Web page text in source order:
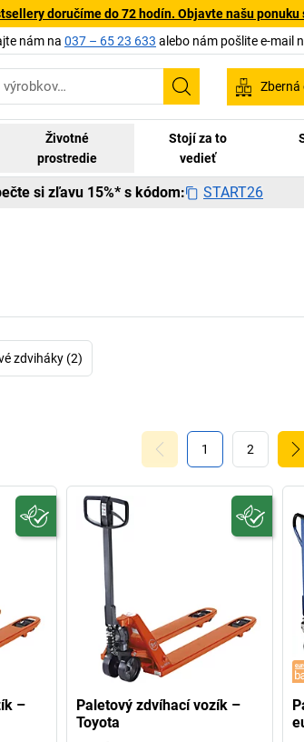
doručíme do 72 hodín. Objavte našu ponuku
nám na 037 – 65 23 633 alebo nám pošlite e-mail
Vyhľadávanie
Zberná
Životné
prostredie
Stojí za to
vedieť
si zľavu 15%* s kódom: START26
zdviháky (2)
1 2
–
Paletový zdvíhací vozík –
Toyota